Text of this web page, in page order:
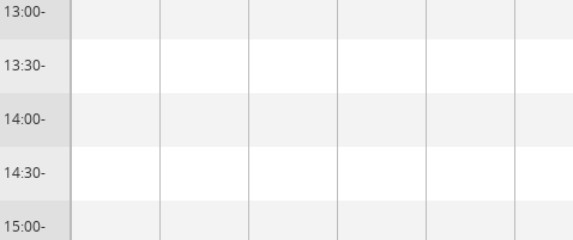
13:00-
13:30-
14:00-
14:30-
15:00-